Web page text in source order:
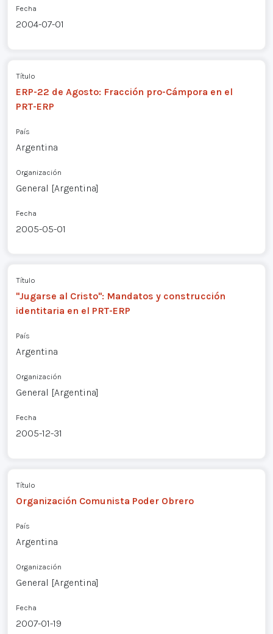
Fecha
2004-07-01
Título
ERP-22 de Agosto: Fracción pro-Cámpora en el
PRT-ERP
País
Argentina
Organización
General [Argentina]
Fecha
2005-05-01
Título
"Jugarse al Cristo": Mandatos y construcción
identitaria en el PRT-ERP
País
Argentina
Organización
General [Argentina]
Fecha
2005-12-31
Título
Organización Comunista Poder Obrero
País
Argentina
Organización
General [Argentina]
Fecha
2007-01-19